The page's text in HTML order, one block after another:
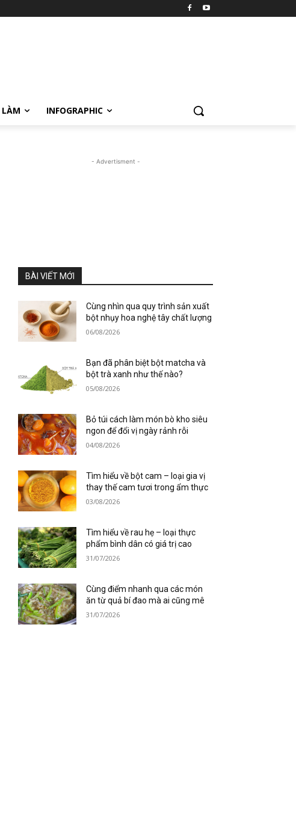
LÀM INFOGRAPHIC
- Advertisment -
BÀI VIẾT MỚI
Cùng nhìn qua quy trình sản xuất
bột nhụy hoa nghệ tây chất lượng
06/08/2026
Bạn đã phân biệt bột matcha và
bột trà xanh như thế nào?
05/08/2026
Bỏ túi cách làm món bò kho siêu
ngon để đổi vị ngày rảnh rỗi
04/08/2026
Tìm hiểu về bột cam – loại gia vị
thay thế cam tươi trong ẩm thực
03/08/2026
Tìm hiểu về rau hẹ – loại thực
phẩm bình dân có giá trị cao
31/07/2026
Cùng điểm nhanh qua các món
ăn từ quả bí đao mà ai cũng mê
31/07/2026